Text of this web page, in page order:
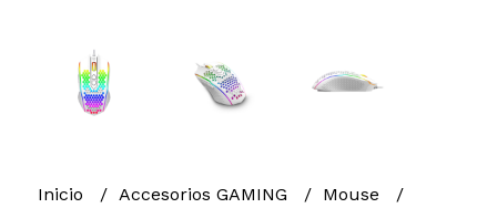
Inicio Accesorios GAMING
Mouse